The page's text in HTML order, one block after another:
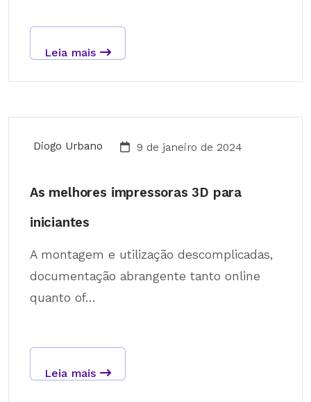
Leia mais
Diogo Urbano 9 de janeiro de 2024
As melhores impressoras 3D para
iniciantes
A montagem e utilização descomplicadas,
documentação abrangente tanto online
quanto of...
Leia mais